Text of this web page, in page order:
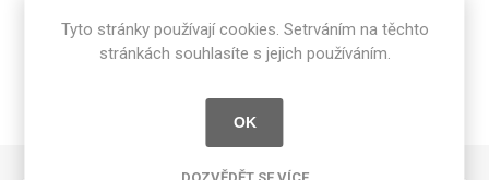
RECENZE
NAPIŠTE NÁM
Tyto stránky používají cookies. Setrváním na těchto
stránkách souhlasíte s jejich používáním.
OK
DOZVĚDĚT SE VÍCE